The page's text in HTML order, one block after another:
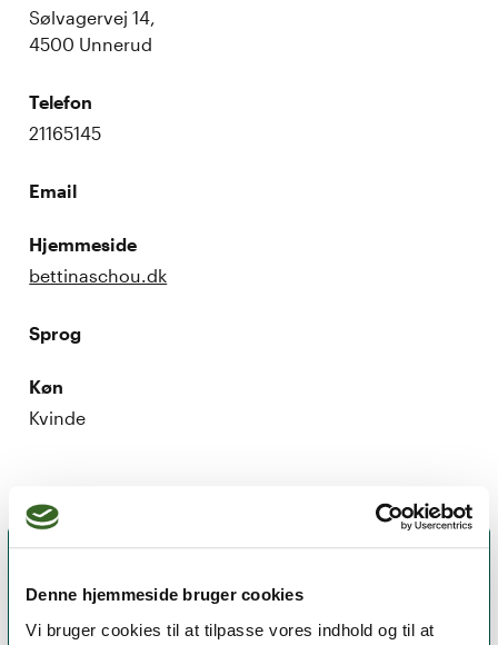
Denne hjemmeside bruger cookies
Vi bruger cookies til at tilpasse vores indhold og til at
Sølvagervej 14,
4500 Unnerud
Telefon
21165145
Email
Hjemmeside
bettinaschou.dk
Sprog
Køn
Kvinde